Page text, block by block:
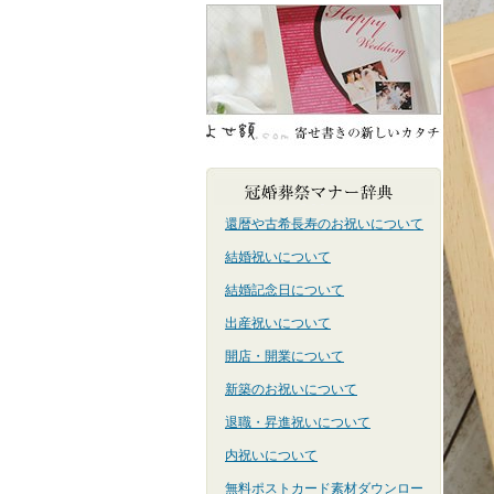
還暦や古希長寿のお祝いについて
結婚祝いについて
結婚記念日について
出産祝いについて
開店・開業について
新築のお祝いについて
退職・昇進祝いについて
内祝いについて
無料ポストカード素材ダウンロー